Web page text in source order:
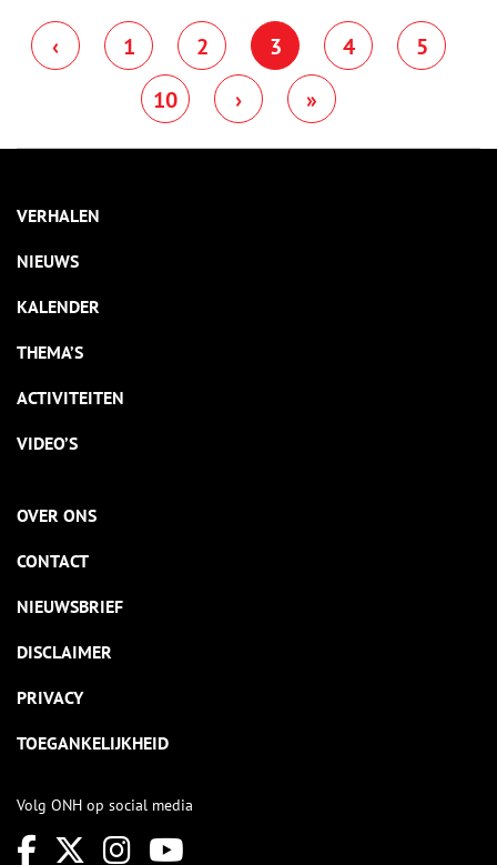
‹ 1 2 3 4
5
10
› »
VERHALEN
NIEUWS
KALENDER
THEMA’S
ACTIVITEITEN
VIDEO’S
OVER ONS
CONTACT
NIEUWSBRIEF
DISCLAIMER
PRIVACY
TOEGANKELIJKHEID
Volg ONH op social media